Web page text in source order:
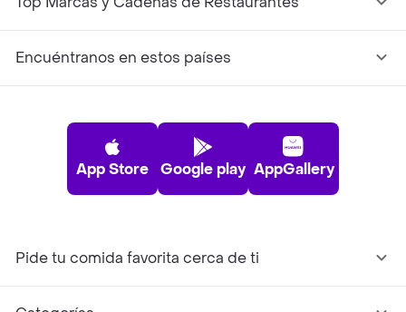
Encuéntranos en estos países
App Store Google play AppGallery
Pide tu comida favorita cerca de ti